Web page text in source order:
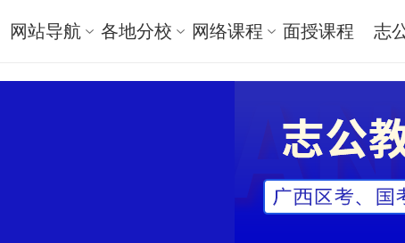
网站导航 各地分校 网络课程 面授课程 志